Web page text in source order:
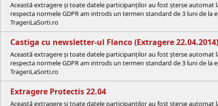
Această extragere și toate datele participanților au fost șterse
respecta normele GDPR am introds un termen standard de 3 luni de
TrageriLaSorti.ro
Castiga cu newsletter-ul Flanco (Extragere 22.04.2014)
Această extragere și toate datele participanților au fost șterse
respecta normele GDPR am introds un termen standard de 3 luni de
TrageriLaSorti.ro
Extragere Protectis 22.04
Această extragere și toate datele participanților au fost șterse